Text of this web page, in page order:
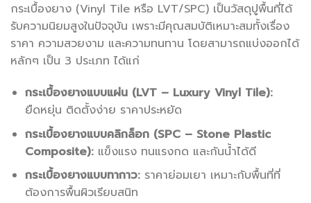
กระเบื้องยาง (Vinyl Tile หรือ LVT/SPC) เป็นวัสดุปูพื้นที่ได้
รับความนิยมสูงในปัจจุบัน เพราะมีคุณสมบัติเหมาะสมทั้งเรื่อง
ราคา ความสวยงาม และความทนทาน โดยสามารถแบ่งออกได้
หลักๆ เป็น 3 ประเภท ได้แก่
กระเบื้องยางแบบแผ่น (LVT – Luxury Vinyl Tile):
ยืดหยุ่น ติดตั้งง่าย ราคาประหยัด
กระเบื้องยางแบบคลิกล็อก (SPC – Stone Plastic
Composite):แข็งแรง ทนแรงกด และกันน้ำได้ดี
กระเบื้องยางแบบทากาว:ราคาย่อมเยา เหมาะกับพื้นที่ที่
ต้องการพื้นผิวเรียบสนิท